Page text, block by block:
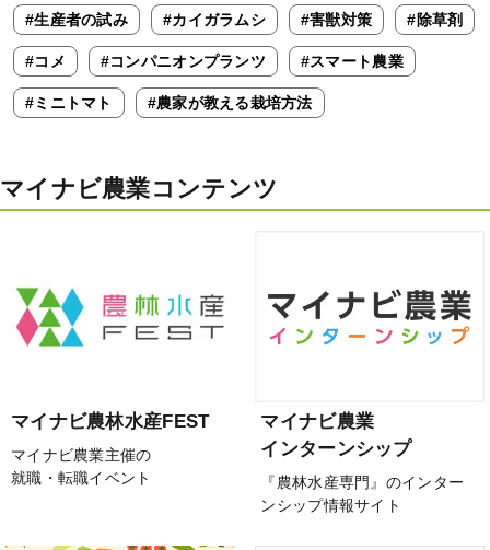
#生産者の試み #カイガラムシ #害獣対策 #除草剤
#コメ #コンパニオンプランツ #スマート農業
#ミニトマト #農家が教える栽培方法
マイナビ農業コンテンツ
マイナビ農林水産FEST
マイナビ農業主催の
就職・転職イベント
マイナビ農業
インターンシップ
『農林水産専門』のインター
ンシップ情報サイト